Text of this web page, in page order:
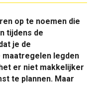
op te noemen die
tijdens de
je de
legden
er niet makkelijker
te plannen. Maar